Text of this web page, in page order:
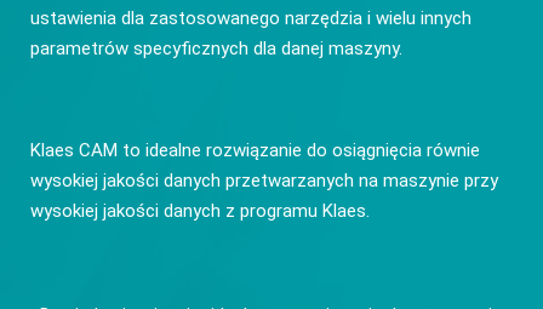
ustawienia dla zastosowanego narzędzia i wielu innych
parametrów specyficznych dla danej maszyny.
Klaes CAM to idealne rozwiązanie do osiągnięcia równie
wysokiej jakości danych przetwarzanych na maszynie przy
wysokiej jakości danych z programu Klaes.